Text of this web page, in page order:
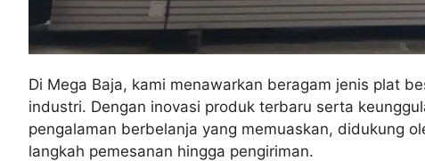
Di Mega Baja, kami menawarkan beragam jenis plat
industri. Dengan inovasi produk terbaru serta
pengalaman berbelanja yang memuaskan, didukung
langkah pemesanan hingga pengiriman.